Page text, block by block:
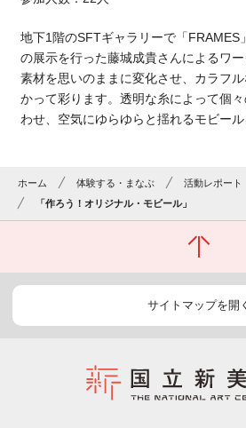
地下1階のSFTギャラリーで「FRAMES
の展示を行った藤城成貴さんによるワ
素材を思いのままに変化させ、カラフ
かって彩ります。透明な糸によって個
わせ、空気にゆらゆらと揺れるモビール
ホーム 体験する・まなぶ
活動レポート
「作ろう！オリジナル・モビール」
サイトマップを開く